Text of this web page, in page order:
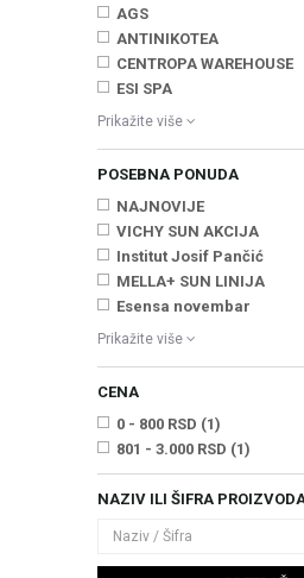
AGS
ANTINIKOTEA
CENTROPA WAREHOUSE
ESI SPA
Prikažite više
POSEBNA PONUDA
NAJNOVIJE
VICHY SUN AKCIJA
Institut Josif Pančić
MELLA+ SUN LINIJA
Esensa novembar
Prikažite više
CENA
0 - 800 RSD (1)
801 - 3.000 RSD (1)
NAZIV ILI ŠIFRA